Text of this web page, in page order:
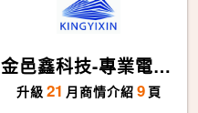
金邑鑫科技-專業電子
代工廠
升級 21 月商情介紹 9 頁